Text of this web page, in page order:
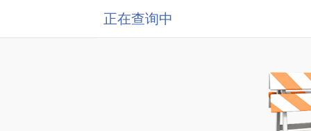
正在查询中